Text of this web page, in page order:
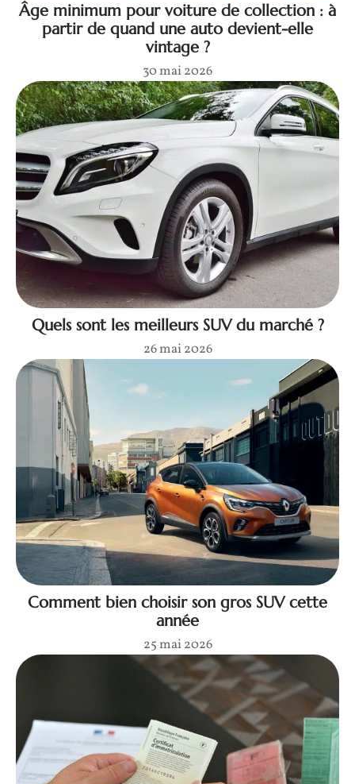
Âge minimum pour voiture de collection : à
partir de quand une auto devient-elle
vintage ?
30 mai 2026
Quels sont les meilleurs SUV du marché ?
26 mai 2026
Comment bien choisir son gros SUV cette
année
25 mai 2026